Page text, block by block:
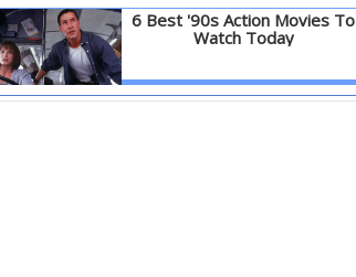
6 Best '90s Action Movies To
Watch Today
Детальніше